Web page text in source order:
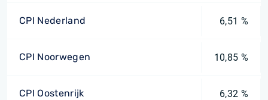
CPI Nederland 6,51 %
CPI Noorwegen 10,85 %
CPI Oostenrijk 6,32 %